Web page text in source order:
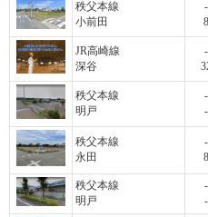
秩父本線
小前田
-
8
JR高崎線
深谷
-
秩父本線
明戸
-
-
秩父本線
永田
-
8
秩父本線
明戸
-
-